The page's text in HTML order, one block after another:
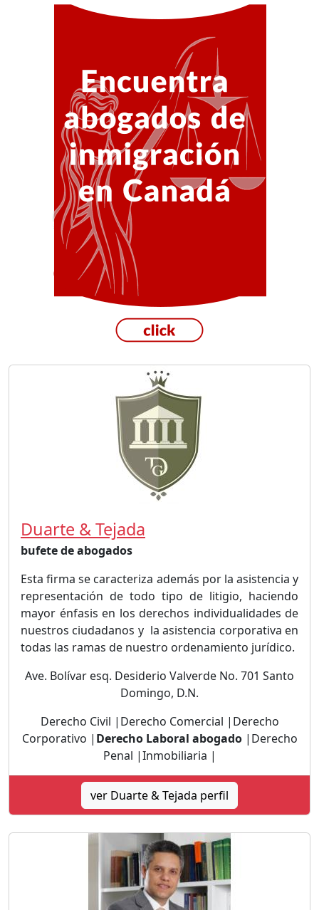
Duarte & Tejada
bufete de abogados
Esta firma se caracteriza además por la asistencia y
representación de todo tipo de litigio, haciendo
mayor énfasis en los derechos individualidades de
nuestros ciudadanos y la asistencia corporativa en
todas las ramas de nuestro ordenamiento jurídico.
Ave. Bolívar esq. Desiderio Valverde No. 701 Santo
Domingo, D.N.
Derecho Civil |Derecho Comercial |Derecho
Corporativo | Derecho Laboral abogado|Derecho
Penal |Inmobiliaria |
ver Duarte & Tejada perfil